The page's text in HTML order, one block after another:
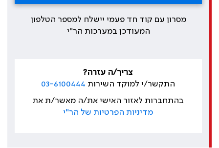
מסרון עם קוד חד פעמי יישלח למספר הטלפון
המעודכן במערכות הר"י
צריך/ה עזרה?
התקשר/י למוקד השירות 03-6100444
בהתחברות לאזור האישי את/ה מאשר/ת את
מדיניות הפרטיות של הר"י